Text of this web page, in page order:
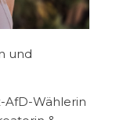
und
AfD-Wählerin